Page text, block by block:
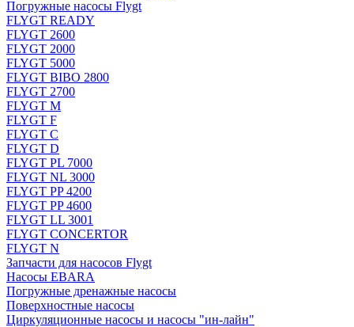
Погружные насосы Flygt
FLYGT READY
FLYGT 2600
FLYGT 2000
FLYGT 5000
FLYGT BIBO 2800
FLYGT 2700
FLYGT M
FLYGT F
FLYGT C
FLYGT D
FLYGT PL 7000
FLYGT NL 3000
FLYGT PP 4200
FLYGT PP 4600
FLYGT LL 3001
FLYGT CONCERTOR
FLYGT N
Запчасти для насосов Flygt
Насосы EBARA
Погружные дренажные насосы
Поверхностные насосы
Циркуляционные насосы и насосы "ин-лайн"